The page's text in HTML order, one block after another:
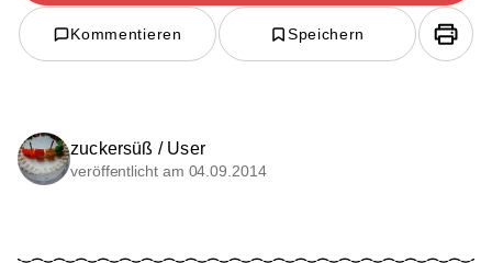
Kommentieren Speichern
zuckersüß / User
veröffentlicht am 04.09.2014